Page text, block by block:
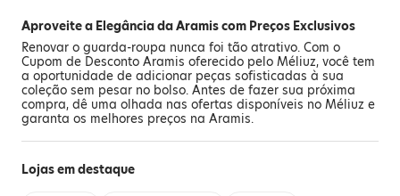
Aproveite a Elegância da Aramis com Preços Exclusivos
Renovar o guarda-roupa nunca foi tão atrativo. Com o
Cupom de Desconto Aramis oferecido pelo Méliuz, você tem
a oportunidade de adicionar peças sofisticadas à sua
coleção sem pesar no bolso. Antes de fazer sua próxima
compra, dê uma olhada nas ofertas disponíveis no Méliuz e
garanta os melhores preços na Aramis.
Lojas em destaque